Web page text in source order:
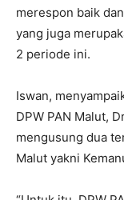
merespon baik
yang juga
2 periode ini.
Iswan,
DPW PAN Malut,
mengusung dua
Malut yakni